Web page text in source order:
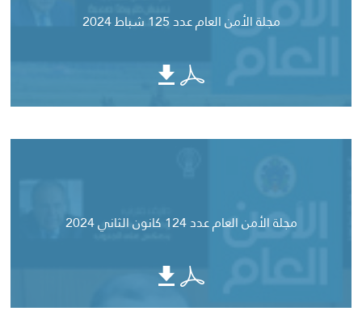
مجلة الأمن العام عدد 125 شباط 2024
مجلة الأمن العام عدد 124 كانون الثاني 2024